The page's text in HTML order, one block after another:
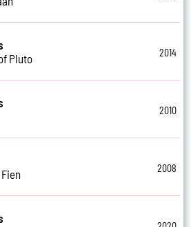
Pluto
2014
2010
2008